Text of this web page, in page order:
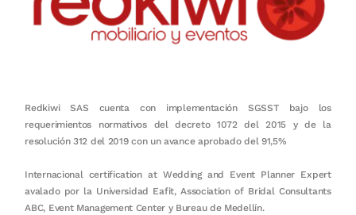
Redkiwi SAS cuenta con implementación SGSST bajo los
requerimientos normativos del decreto 1072 del 2015 y de la
resolución 312 del 2019 con un avance aprobado del 91,5%
Internacional certification at Wedding and Event Planner Expert
avalado por la Universidad Eafit, Association of Bridal Consultants
ABC, Event Management Center y Bureau de Medellín.